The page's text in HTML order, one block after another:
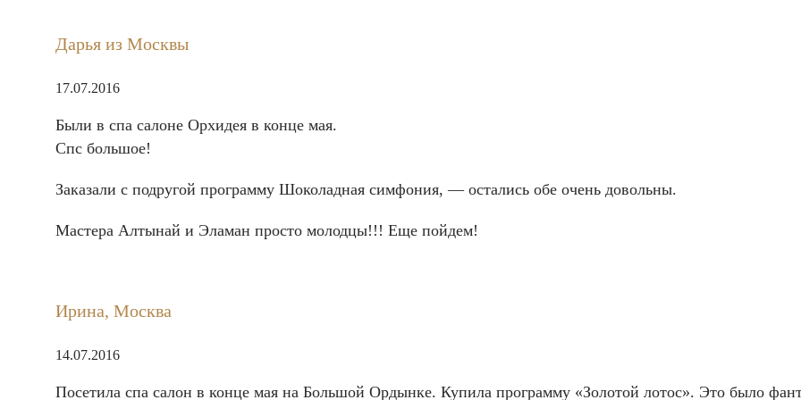
Дарья из Москвы
17.07.2016
Были в спа салоне Орхидея в конце мая.
Спс большое!
Заказали с подругой программу Шоколадная симфония, — остались обе очень довольны.
Мастера Алтынай и Эламан просто молодцы!!! Еще пойдем!
Ирина, Москва
14.07.2016
Посетила спа салон в конце мая на Большой Ордынке. Купила программу «Золотой лотос». Это было